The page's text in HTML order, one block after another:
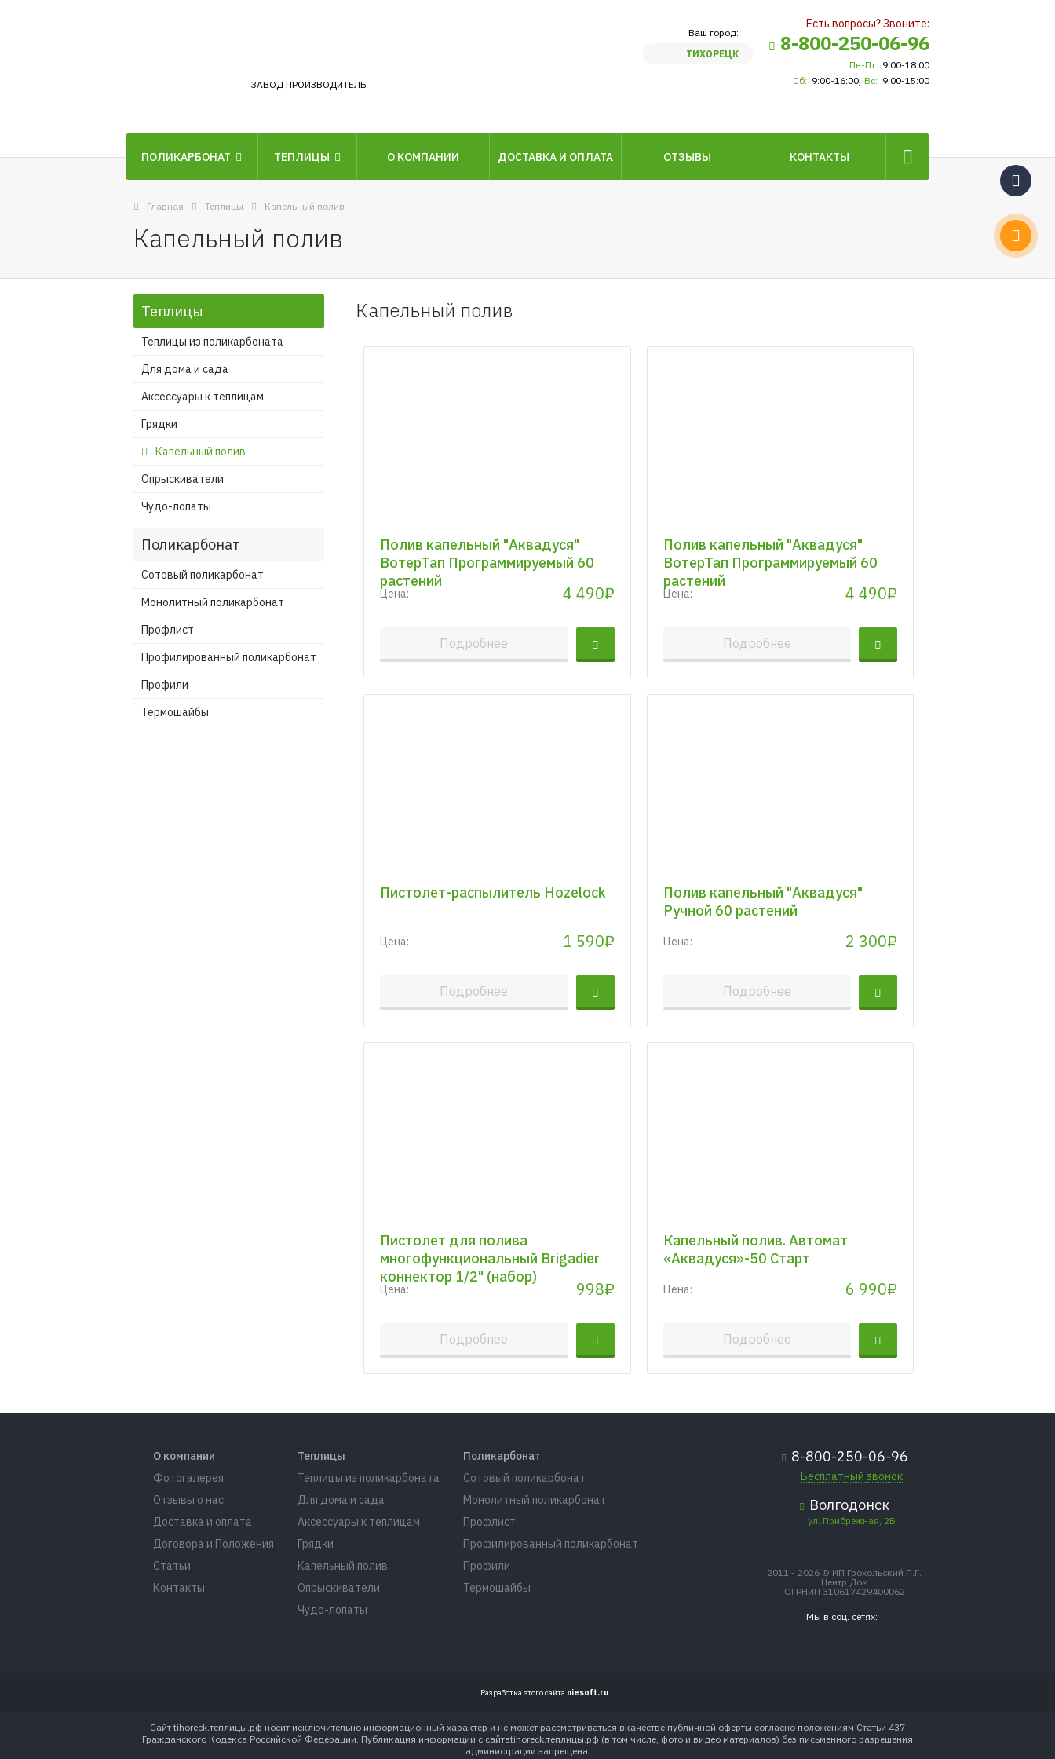
ЗАВОД ПРОИЗВОДИТЕЛЬ
Ваш город:
ТИХОРЕЦК
Есть вопросы? Звоните:
8-800-250-06-96
Пн-Пт: 9:00-18:00
Сб: 9:00-16:00, Вс: 9:00-15:00
ПОЛИКАРБОНАТ ТЕПЛИЦЫ О КОМПАНИИ ДОСТАВКА И ОПЛАТА ОТЗЫВЫ КОНТАКТЫ
Главная Теплицы Капельный полив
Капельный полив
Теплицы
Теплицы из поликарбоната
Для дома и сада
Аксессуары к теплицам
Грядки
Капельный полив
Опрыскиватели
Чудо-лопаты
Поликарбонат
Сотовый поликарбонат
Монолитный поликарбонат
Профлист
Профилированный поликарбонат
Профили
Термошайбы
Капельный полив
Полив капельный "Аквадуся"
ВотерТап Программируемый 60
растений
Цена: 4 490₽
Подробнее
Полив капельный "Аквадуся"
ВотерТап Программируемый 60
растений
Цена: 4 490₽
Подробнее
Пистолет-распылитель Hozelock
Цена: 1 590₽
Подробнее
Полив капельный "Аквадуся"
Ручной 60 растений
Цена: 2 300₽
Подробнее
Пистолет для полива
многофункциональный Brigadier
коннектор 1/2" (набор)
Цена: 998₽
Подробнее
Капельный полив. Автомат
«Аквадуся»-50 Старт
Цена: 6 990₽
Подробнее
О компании
Фотогалерея
Отзывы о нас
Доставка и оплата
Договора и Положения
Статьи
Контакты
Теплицы
Теплицы из поликарбоната
Для дома и сада
Аксессуары к теплицам
Грядки
Капельный полив
Опрыскиватели
Чудо-лопаты
Поликарбонат
Сотовый поликарбонат
Монолитный поликарбонат
Профлист
Профилированный поликарбонат
Профили
Термошайбы
8-800-250-06-96
Бесплатный звонок
Волгодонск
ул. Прибрежная, 2Б
2011 - 2026 © ИП Грохольский П.Г.
Центр Дом
ОГРНИП 310617429400062
Мы в соц. сетях:
Разработка этого сайта niesoft.ru
Сайт tihoreck.теплицы.рф носит исключительно информационный характер и не может рассматриваться вкачестве публичной оферты согласно положениям Статьи 437
Гражданского Кодекса Российской Федерации. Публикация информации с сайтаtihoreck.теплицы.рф (в том числе, фото и видео материалов) без письменного разрешения
администрации запрещена.